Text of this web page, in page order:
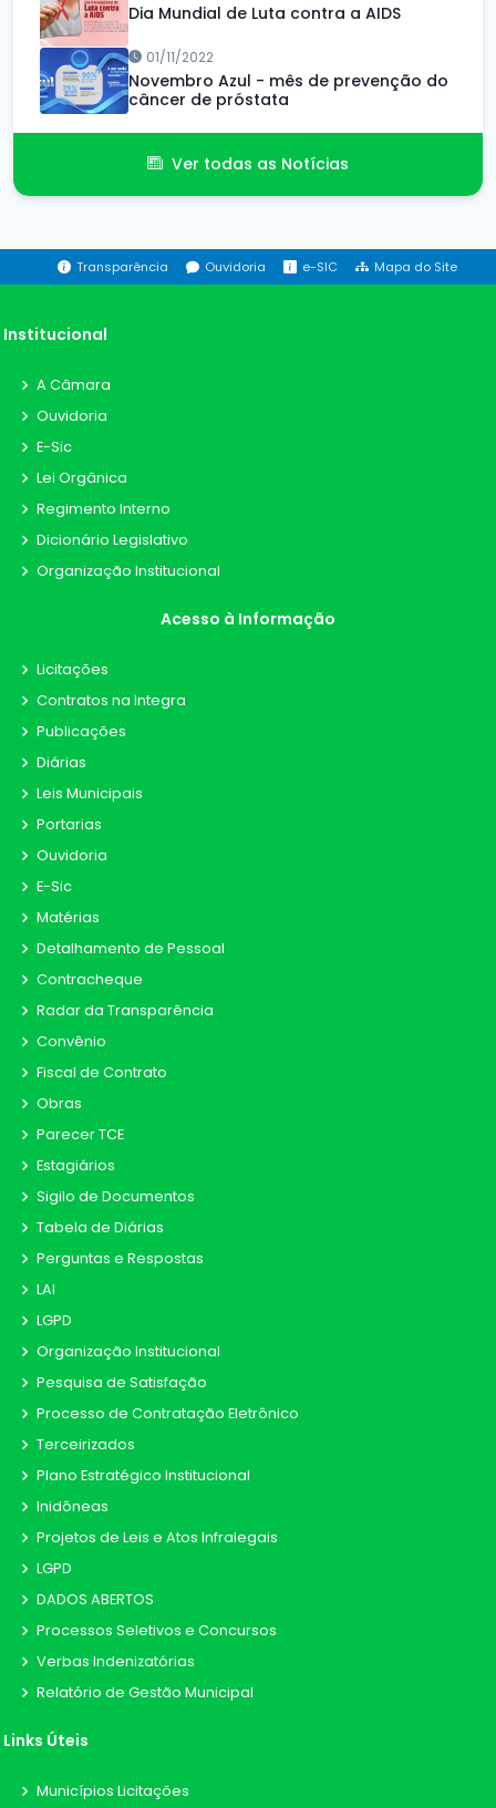
Dia Mundial de Luta contra a AIDS
01/11/2022
Novembro Azul - mês de prevenção do
câncer de próstata
Ver todas as Notícias
Transparência Ouvidoria e-SIC Mapa do Site
Institucional
A Câmara
Ouvidoria
E-Sic
Lei Orgânica
Regimento Interno
Dicionário Legislativo
Organização Institucional
Acesso à Informação
Licitações
Contratos na Integra
Publicações
Diárias
Leis Municipais
Portarias
Ouvidoria
E-Sic
Matérias
Detalhamento de Pessoal
Contracheque
Radar da Transparência
Convênio
Fiscal de Contrato
Obras
Parecer TCE
Estagiários
Sigilo de Documentos
Tabela de Diárias
Perguntas e Respostas
LAI
LGPD
Organização Institucional
Pesquisa de Satisfação
Processo de Contratação Eletrônico
Terceirizados
Plano Estratégico Institucional
Inidôneas
Projetos de Leis e Atos Infralegais
LGPD
DADOS ABERTOS
Processos Seletivos e Concursos
Verbas Indenizatórias
Relatório de Gestão Municipal
Links Úteis
Municípios Licitações